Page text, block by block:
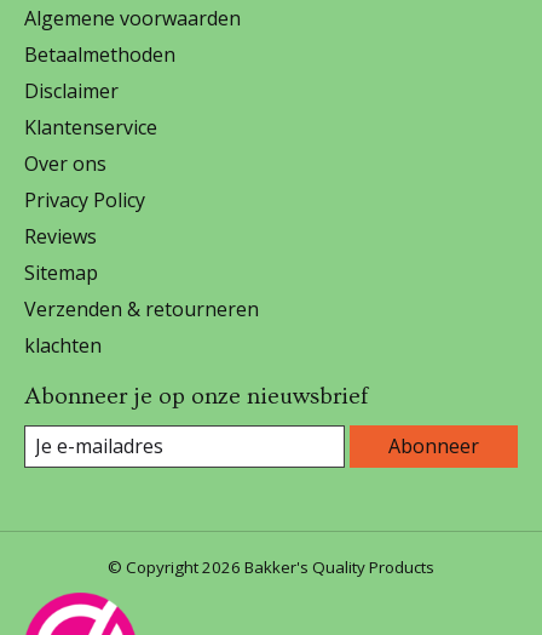
Algemene voorwaarden
Betaalmethoden
Disclaimer
Klantenservice
Over ons
Privacy Policy
Reviews
Sitemap
Verzenden & retourneren
klachten
Abonneer je op onze nieuwsbrief
Abonneer
© Copyright 2026 Bakker's Quality Products